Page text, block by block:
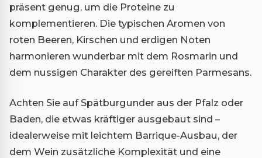
präsent genug, um die Proteine zu
komplementieren. Die typischen Aromen von
roten Beeren, Kirschen und erdigen Noten
harmonieren wunderbar mit dem Rosmarin und
dem nussigen Charakter des gereiften Parmesans.
Achten Sie auf Spätburgunder aus der Pfalz oder
Baden, die etwas kräftiger ausgebaut sind –
idealerweise mit leichtem Barrique-Ausbau, der
dem Wein zusätzliche Komplexität und eine